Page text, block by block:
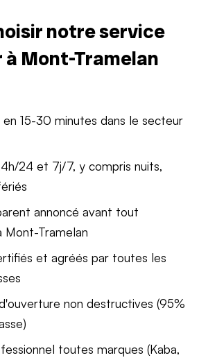
notre service
Mont-Tramelan
15-30 minutes dans le secteur
24 et 7j/7, y compris nuits,
annoncé avant tout
Mont-Tramelan
et agréés par toutes les
non destructives (95%
toutes marques (Kaba,